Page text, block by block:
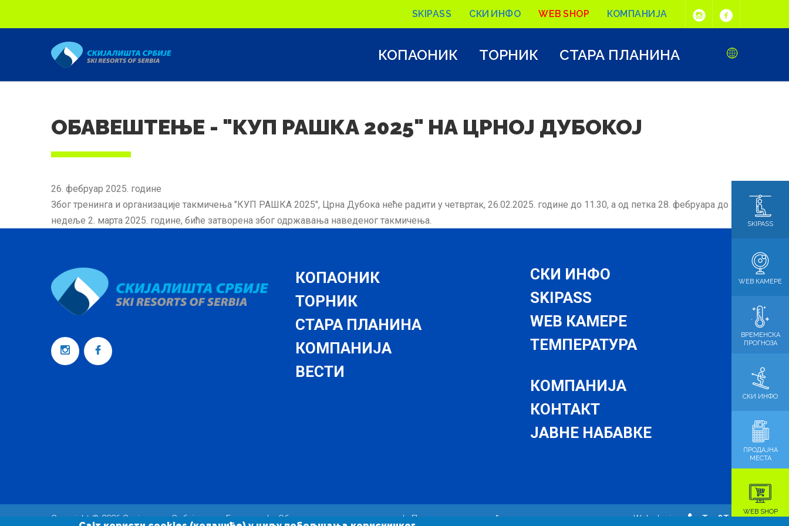
SKIPASS СКИ ИНФО WEB SHOP КОМПАНИЈА
КОПАОНИК ТОРНИК СТАРА ПЛАНИНА
SKIPASS
WEB КАМЕРЕ
ВРЕМЕНСКА
ПРОГНОЗА
СКИ ИНФО
ПРОДАЈНА
МЕСТА
WEB SHOP
ОБАВЕШТЕЊЕ - "КУП РАШКА 2025" НА ЦРНОЈ ДУБОКОЈ
26. фебруар 2025. године
Због тренинга и организације такмичења "КУП РАШКА 2025", Црна Дубока неће радити у четвртак, 26.02.2025. године до 11.30, а од петка 28. фебруара до
недеље 2. марта 2025. године, биће затворена због одржавања наведеног такмичења.
КОПАОНИК
ТОРНИК
СТАРА ПЛАНИНА
КОМПАНИЈА
ВЕСТИ
СКИ ИНФО
SKIPASS
WEB КАМЕРЕ
ТЕМПЕРАТУРА
КОМПАНИЈА
КОНТАКТ
ЈАВНЕ НАБАВКЕ
Copyright © 2026 Скијалишта Србије д.о.о. Београд | Обавештење о приватности | Подешавање колачића Web design Tag&Tell